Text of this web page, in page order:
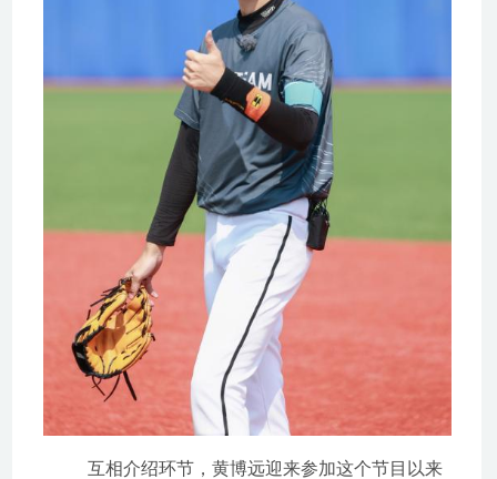
互相介绍环节，黄博远迎来参加这个节目以来